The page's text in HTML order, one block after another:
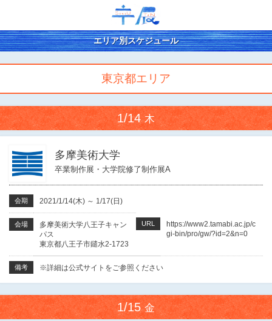
エリア別スケジュール
東京都エリア
1/14木
多摩美術大学
卒業制作展・大学院修了制作展A
会期 2021/1/14(木) ～ 1/17(日)
会場
多摩美術大学八王子キャン
パス
東京都八王子市鑓水2-1723
URL
https://www2.tamabi.ac.jp/c
gi-bin/pro/gw/?id=2&n=0
備考 ※詳細は公式サイトをご参照ください
1/15金